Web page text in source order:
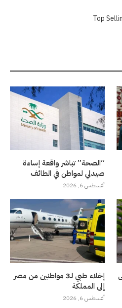
“الصحة” تباشر واقعة إساءة
صيدلي لمواطن في الطائف
أغسطس 6, 2026
إخلاء طبي لـ3 مواطنين من مصر
إلى المملكة
أغسطس 6, 2026